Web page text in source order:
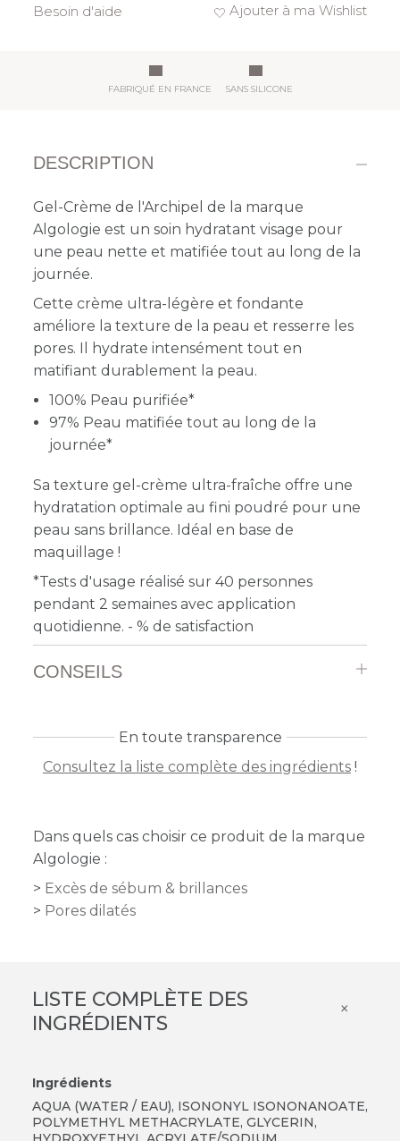
Ajouter à ma Wishlist
Besoin d'aide
FABRIQUÉ EN FRANCE SANS SILICONE
DESCRIPTION
Gel-Crème de l'Archipel de la marque
Algologie est un soin hydratant visage pour
une peau nette et matifiée tout au long de la
journée.
Cette crème ultra-légère et fondante
améliore la texture de la peau et resserre les
pores. Il hydrate intensément tout en
matifiant durablement la peau.
100% Peau purifiée*
97% Peau matifiée tout au long de la
journée*
Sa texture gel-crème ultra-fraîche offre une
hydratation optimale au fini poudré pour une
peau sans brillance. Idéal en base de
maquillage !
*Tests d'usage réalisé sur 40 personnes
pendant 2 semaines avec application
quotidienne. - % de satisfaction
CONSEILS
En toute transparence
Consultez la liste complète des ingrédients !
Dans quels cas choisir ce produit de la marque
Algologie :
Excès de sébum & brillances
Pores dilatés
LISTE COMPLÈTE DES
INGRÉDIENTS
×
Ingrédients
AQUA (WATER / EAU), ISONONYL ISONONANOATE,
POLYMETHYL METHACRYLATE, GLYCERIN,